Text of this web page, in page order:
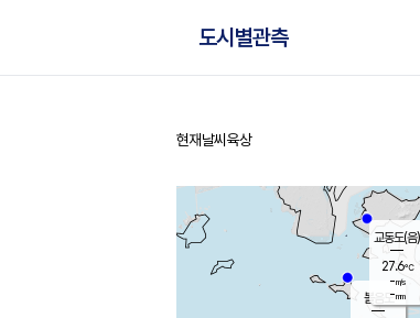
도시별관측
홈
현재날씨 육상
볼음도
교동도(음)
27.6℃
-m/s
-mm